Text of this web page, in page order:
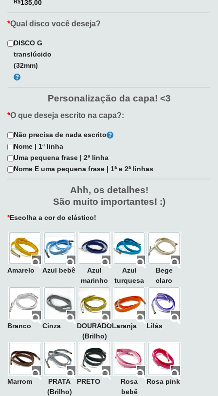
R$135,00
*Qual disco você deseja?
DISCO G
translúcido
(32mm)
Personalização da capa! <3
*O que deseja escrito na capa?:
Não precisa de nada escrito
Nome | 1ª linha
Uma pequena frase | 2ª linha
Nome E uma pequena frase | 1ª e 2ª linhas
Ahh, os detalhes!
São muito importantes! :)
*Escolha a cor do elástico!
Amarelo Azul bebê
Azul
marinho
Azul
turquesa
Bege
claro
Branco Cinza
DOURADO
(Brilho)
Laranja Lilás
Marrom
PRATA
(Brilho)
PRETO
Rosa
bebê
Rosa pink